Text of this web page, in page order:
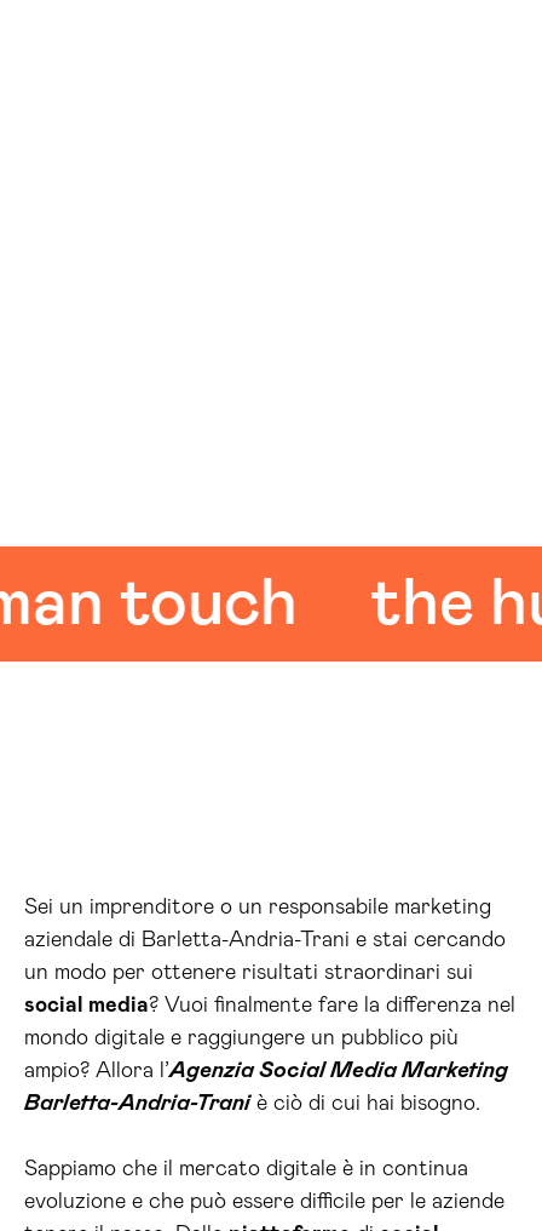
touch the
Sei un imprenditore o un responsabile marketing
aziendale di Barletta-Andria-Trani e stai cercando
un modo per ottenere risultati straordinari sui
social media? Vuoi finalmente fare la differenza nel
mondo digitale e raggiungere un pubblico più
ampio? Allora l’Agenzia Social Media Marketing
Barletta-Andria-Traniè ciò di cui hai bisogno.
Sappiamo che il mercato digitale è in continua
evoluzione e che può essere difficile per le aziende